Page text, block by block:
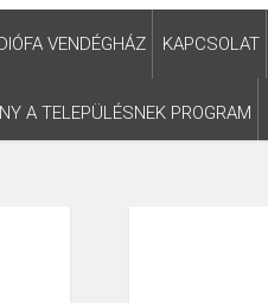
VENDÉGHÁZ KAPCSOLAT
A TELEPÜLÉSNEK PROGRAM